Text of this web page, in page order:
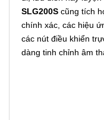
SLG200S cũng tích
chính xác, các hiệu
các nút điều khiển
dàng tinh chỉnh âm